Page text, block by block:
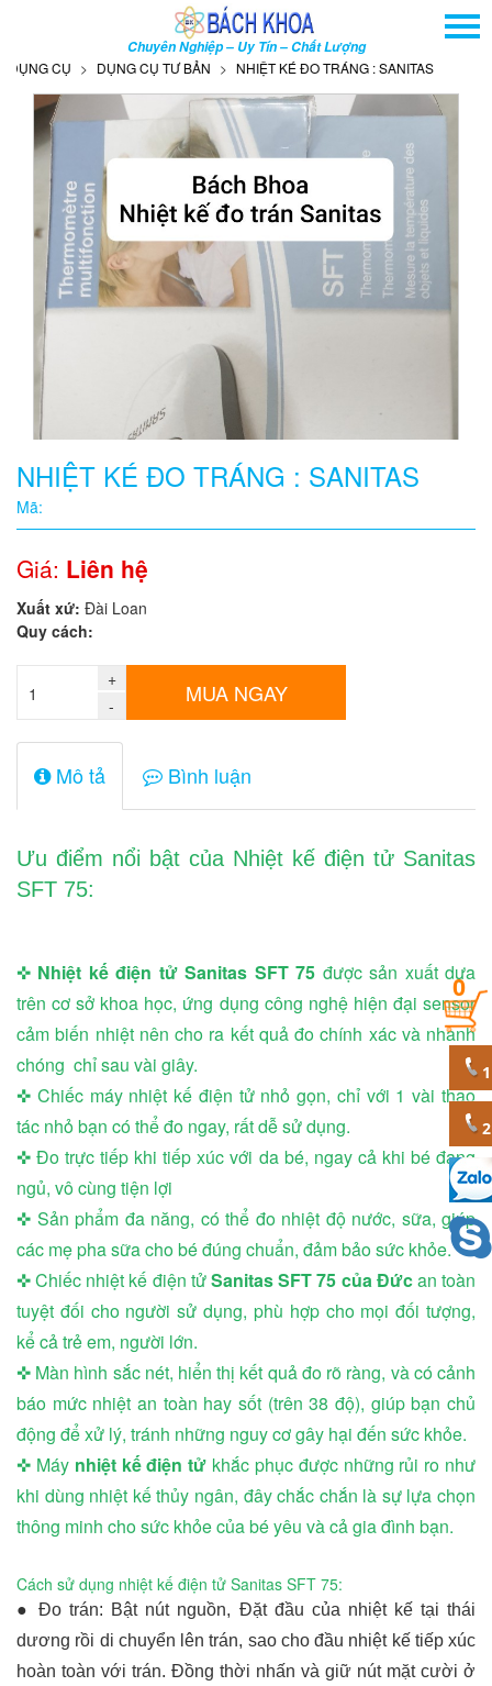
Chuyên Nghiệp – Uy Tín – Chất Lượng
GIỚI THIỆU
SẢN PHẨM
DỊCH VỤ
THÔNG TIN - SỰ KIỆN
HƯỚNG DẪN
LIÊN HỆ
TÌM KIẾM NÂNG CAO
phẩm
Quy
Giá:
đ
phẩm
0
CỤ DỤNG CỤ TƯ BẢN NHIỆT KÉ ĐO TRÁNG : SANITAS
NHIỆT KÉ ĐO TRÁNG : SANITAS
Mã:
Giá: Liên hệ
Xuất xứ: Đài Loan
Quy cách:
+
-
MUA NGAY
Mô tả Bình luận
Ưu điểm nổi bật của Nhiệt kế điện tử Sanitas
SFT 75:
✜ Nhiệt kế điện tử Sanitas SFT 75 được sản xuất dựa
trên cơ sở khoa học, ứng dụng công nghệ hiện đại sensor
cảm biến nhiệt nên cho ra kết quả đo chính xác và nhanh
chóng chỉ sau vài giây.
✜ Chiếc máy nhiệt kế điện tử nhỏ gọn, chỉ với 1 vài thao
tác nhỏ bạn có thể đo ngay, rất dễ sử dụng.
✜ Đo trực tiếp khi tiếp xúc với da bé, ngay cả khi bé đang
ngủ, vô cùng tiện lợi
✜ Sản phẩm đa năng, có thể đo nhiệt độ nước, sữa, giúp
các mẹ pha sữa cho bé đúng chuẩn, đảm bảo sức khỏe.
✜ Chiếc nhiệt kế điện tửSanitas SFT 75 của Đứcan toàn
tuyệt đối cho người sử dụng, phù hợp cho mọi đối tượng,
kể cả trẻ em, người lớn.
✜ Màn hình sắc nét, hiển thị kết quả đo rõ ràng, và có cảnh
báo mức nhiệt an toàn hay sốt (trên 38 độ), giúp bạn chủ
động để xử lý, tránh những nguy cơ gây hại đến sức khỏe.
✜ Máynhiệt kế điện tử khắc phục được những rủi ro như
khi dùng nhiệt kế thủy ngân, đây chắc chắn là sự lựa chọn
thông minh cho sức khỏe của bé yêu và cả gia đình bạn.
Cách sử dụng nhiệt kế điện tử Sanitas SFT 75:
● Đo trán: Bật nút nguồn, Đặt đầu của nhiệt kế tại thái
dương rồi di chuyển lên trán, sao cho đầu nhiệt kế tiếp xúc
hoàn toàn với trán. Đồng thời nhấn và giữ nút mặt cười ở